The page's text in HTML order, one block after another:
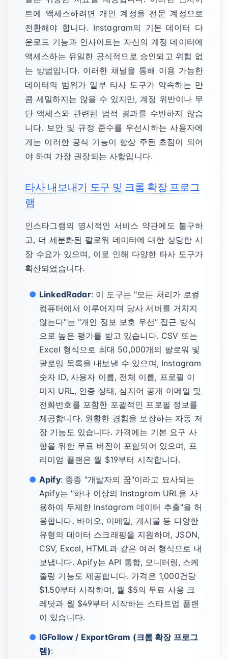
트에 액세스하려면 개인 계정을 전문 계정으로
전환해야 합니다. Instagram의 기본 데이터 다
운로드 기능과 인사이트는 자신의 계정 데이터에
액세스하는 유일한 공식적으로 승인되고 위험 없
는 방법입니다. 이러한 채널을 통해 이용 가능한
데이터의 범위가 일부 타사 도구가 약속하는 만
큼 세밀하지는 않을 수 있지만, 계정 위반이나 무
단 액세스와 관련된 법적 결과를 수반하지 않습
니다. 보안 및 규정 준수를 우선시하는 사용자에
게는 이러한 공식 기능이 항상 주된 초점이 되어
야 하며 가장 권장되는 사항입니다.
타사 내보내기 도구 및 크롬 확장 프로그
램
인스타그램의 명시적인 서비스 약관에도 불구하
고, 더 세분화된 팔로워 데이터에 대한 상당한 시
장 수요가 있으며, 이로 인해 다양한 타사 도구가
확산되었습니다.
LinkedRadar: 이 도구는 "모든 처리가 로컬
컴퓨터에서 이루어지며 당사 서버를 거치지
않는다"는 "개인 정보 보호 우선" 접근 방식
으로 높은 평가를 받고 있습니다. CSV 또는
Excel 형식으로 최대 50,000개의 팔로워 및
팔로잉 목록을 내보낼 수 있으며, Instagram
숫자 ID, 사용자 이름, 전체 이름, 프로필 이
미지 URL, 인증 상태, 심지어 공개 이메일 및
전화번호를 포함한 포괄적인 프로필 정보를
제공합니다. 원활한 경험을 보장하는 자동 저
장 기능도 있습니다. 가격에는 기본 요구 사
항을 위한 무료 버전이 포함되어 있으며, 프
리미엄 플랜은 월 $19부터 시작합니다.
Apify: 종종 "개발자의 꿈"이라고 묘사되는
Apify는 "하나 이상의 Instagram URL을 사
용하여 무제한 Instagram 데이터 추출"을 허
용합니다. 바이오, 이메일, 게시물 등 다양한
유형의 데이터 스크래핑을 지원하며, JSON,
CSV, Excel, HTML과 같은 여러 형식으로 내
보냅니다. Apify는 API 통합, 모니터링, 스케
줄링 기능도 제공합니다. 가격은 1,000건당
$1.50부터 시작하며, 월 $5의 무료 사용 크
레딧과 월 $49부터 시작하는 스타트업 플랜
이 있습니다.
IGFollow / ExportGram (크롬 확장 프로그
램):